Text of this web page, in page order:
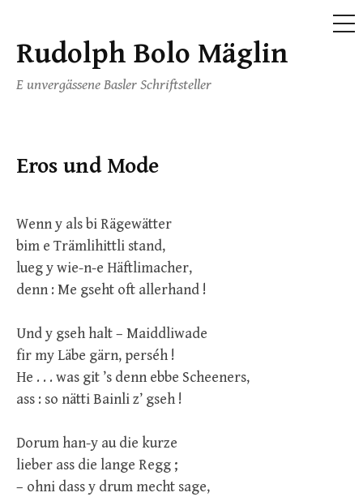
Skip
content
Rudolph Bolo Mäglin
E unvergässene Basler Schriftsteller
Eros und Mode
Wenn y als bi Rägewätter
bim e Trämlihittli stand,
lueg y wie-n-e Häftlimacher,
denn : Me gseht oft allerhand !
Und y gseh halt – Maiddliwade
fir my Läbe gärn, perséh !
He . . . was git ’s denn ebbe Scheeners,
ass : so nätti Bainli z’ gseh !
Dorum han-y au die kurze
lieber ass die lange Regg ;
– ohni dass y drum mecht sage,